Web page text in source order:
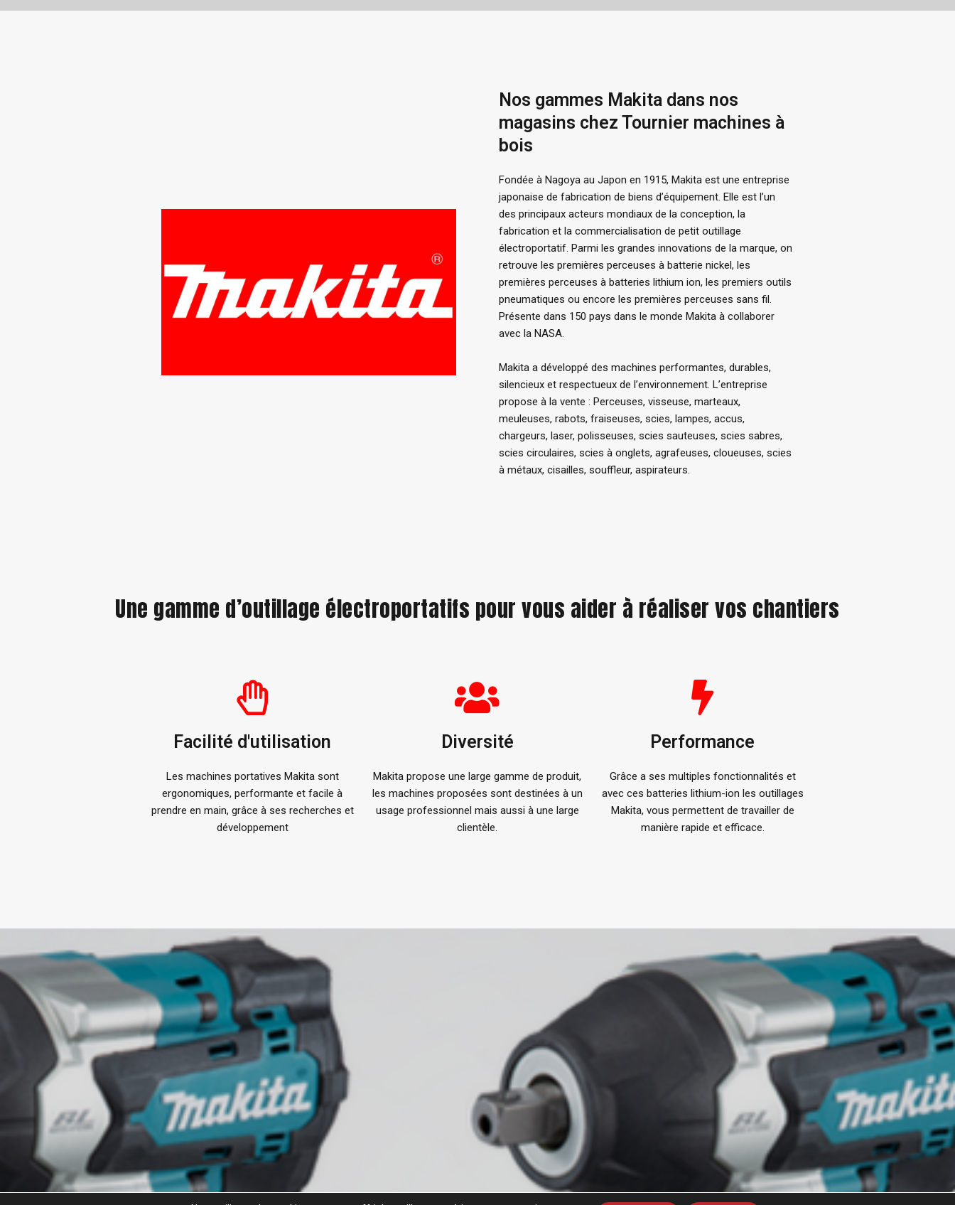
Nos gammes Makita dans nos
magasins chez Tournier machines à
bois
Fondée à Nagoya au Japon en 1915, Makita est une entreprise
japonaise de fabrication de biens d’équipement. Elle est l’un
des principaux acteurs mondiaux de la conception, la
fabrication et la commercialisation de petit outillage
électroportatif. Parmi les grandes innovations de la marque, on
retrouve les premières perceuses à batterie nickel, les
premières perceuses à batteries lithium ion, les premiers outils
pneumatiques ou encore les premières perceuses sans fil.
Présente dans 150 pays dans le monde Makita à collaborer
avec la NASA.
Makita a développé des machines performantes, durables,
silencieux et respectueux de l’environnement. L’entreprise
propose à la vente : Perceuses, visseuse, marteaux,
meuleuses, rabots, fraiseuses, scies, lampes, accus,
chargeurs, laser, polisseuses, scies sauteuses, scies sabres,
scies circulaires, scies à onglets, agrafeuses, cloueuses, scies
à métaux, cisailles, souffleur, aspirateurs.
Une gamme d’outillage électroportatifs pour vous aider à réaliser vos chantiers
Facilité d'utilisation
Les machines portatives Makita sont
ergonomiques, performante et facile à
prendre en main, grâce à ses recherches et
développement
Diversité
Makita propose une large gamme de produit,
les machines proposées sont destinées à un
usage professionnel mais aussi à une large
clientèle.
Performance
Grâce a ses multiples fonctionnalités et
avec ces batteries lithium-ion les outillages
Makita, vous permettent de travailler de
manière rapide et efficace.